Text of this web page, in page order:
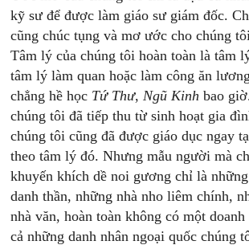
kỹ sư để được làm giáo sư giám đốc.
cũng chúc tụng và mơ ước cho chúng
Tâm lý của chúng tôi hoàn toàn là tâm
tâm lý làm quan hoặc làm công ăn
chẳng hề học Tứ Thư,Ngũ Kinh bao
chúng tôi đã tiếp thu từ sinh hoạt gia
chúng tôi cũng đã được giáo dục ngay
theo tâm lý đó. Nhưng mẫu người mà
khuyến khích dề noi gương chỉ là
danh thần, những nhà nho liêm chính,
nhà văn, hoàn toàn không có một
cả những danh nhân ngoại quốc chúng